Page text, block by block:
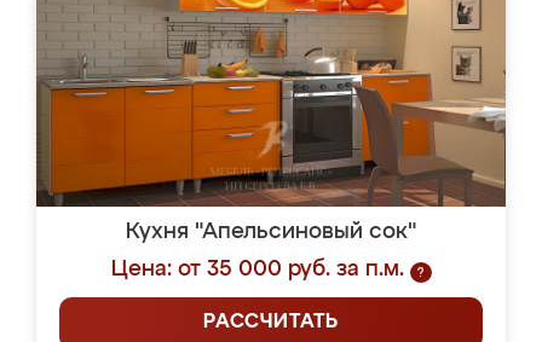
Кухня "Апельсиновый сок"
Цена: от 35 000 руб. за п.м.
?
РАССЧИТАТЬ